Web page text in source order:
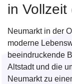
in Vollzeit
Neumarkt in der
moderne
beeindruckende
Altstadt und die
Neumarkt zu